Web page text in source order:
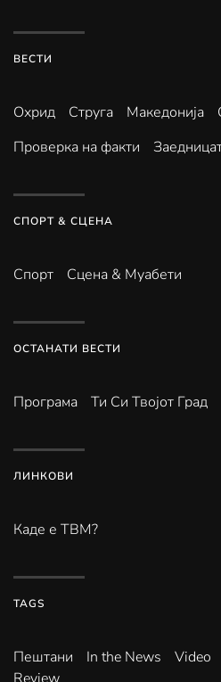
ВЕСТИ
Охрид Струга Македонија
Проверка на факти
СПОРТ & СЦЕНА
Спорт Сцена & Муабети
ОСТАНАТИ ВЕСТИ
Програма Ти Си Твојот Град
ЛИНКОВИ
Каде е ТВМ?
TAGS
Пештани In the News Video